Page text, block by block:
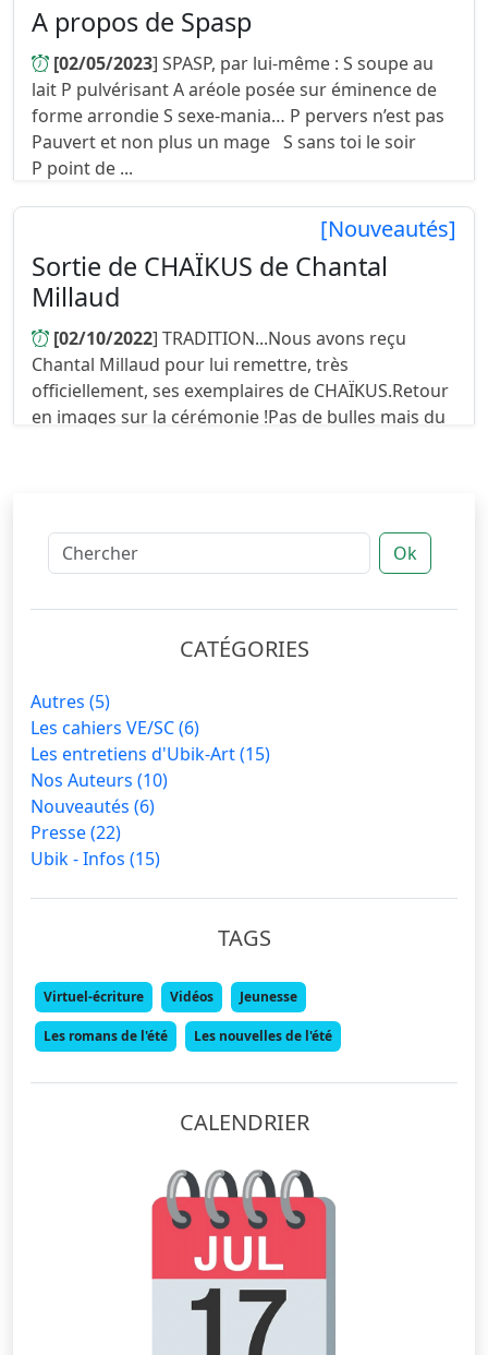
A propos de Spasp
[02/05/2023] SPASP, par lui-même : S soupe au
lait P pulvérisant A aréole posée sur éminence de
forme arrondie S sexe-mania… P pervers n’est pas
Pauvert et non plus un mage S sans toi le soir
P point de ...
[Nouveautés]
Sortie de CHAÏKUS de Chantal
Millaud
[02/10/2022] TRADITION...Nous avons reçu
Chantal Millaud pour lui remettre, très
officiellement, ses exemplaires de CHAÏKUS.Retour
en images sur la cérémonie !Pas de bulles mais du
Ok
CATÉGORIES
Autres (5)
Les cahiers VE/SC(6)
Les entretiens d'Ubik-Art(15)
Nos Auteurs (10)
Nouveautés (6)
Presse(22)
Ubik - Infos (15)
TAGS
Virtuel-écriture Vidéos Jeunesse
Les romans de l'été Les nouvelles de l'été
CALENDRIER